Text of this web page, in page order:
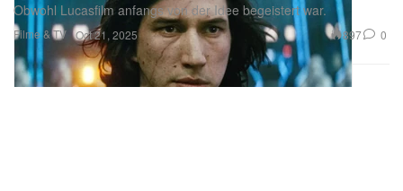
Filme & TV
Obwohl Lucasfilm anfangs von der Idee begeistert war.
Oct 21, 2025 897 0